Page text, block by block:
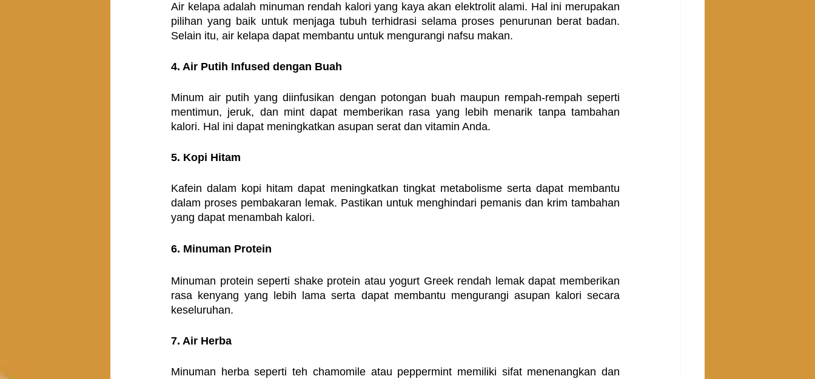
Air kelapa adalah minuman rendah kalori yang kaya akan elektrolit alami. Hal ini merupakan
pilihan yang baik untuk menjaga tubuh terhidrasi selama proses penurunan berat badan.
Selain itu, air kelapa dapat membantu untuk mengurangi nafsu makan.
4. Air Putih Infused dengan Buah
Minum air putih yang diinfusikan dengan potongan buah maupun rempah-rempah seperti
mentimun, jeruk, dan mint dapat memberikan rasa yang lebih menarik tanpa tambahan
kalori. Hal ini dapat meningkatkan asupan serat dan vitamin Anda.
5. Kopi Hitam
Kafein dalam kopi hitam dapat meningkatkan tingkat metabolisme serta dapat membantu
dalam proses pembakaran lemak. Pastikan untuk menghindari pemanis dan krim tambahan
yang dapat menambah kalori.
6. Minuman Protein
Minuman protein seperti shake protein atau yogurt Greek rendah lemak dapat memberikan
rasa kenyang yang lebih lama serta dapat membantu mengurangi asupan kalori secara
keseluruhan.
7. Air Herba
Minuman herba seperti teh chamomile atau peppermint memiliki sifat menenangkan dan